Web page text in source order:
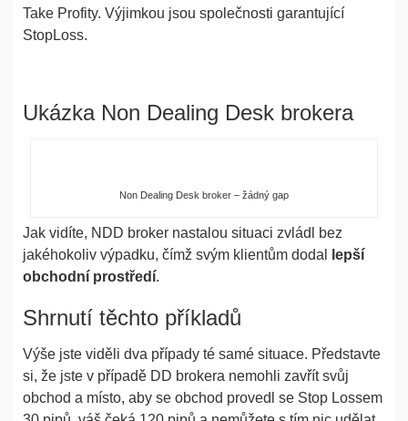
Take Profity. Výjimkou jsou společnosti garantující
StopLoss.
Ukázka Non Dealing Desk brokera
Non Dealing Desk broker – žádný gap
Jak vidíte, NDD broker nastalou situaci zvládl bez
jakéhokoliv výpadku, čímž svým klientům dodal
lepší
obchodní prostředí.
Shrnutí těchto příkladů
Výše jste viděli dva případy té samé situace. Představte
si, že jste v případě DD brokera nemohli zavřít svůj
obchod a místo, aby se obchod provedl se Stop Lossem